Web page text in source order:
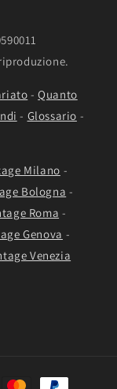
-Quanto
- Glossario -
Milano -
Bologna -
Roma -
Genova -
Venezia